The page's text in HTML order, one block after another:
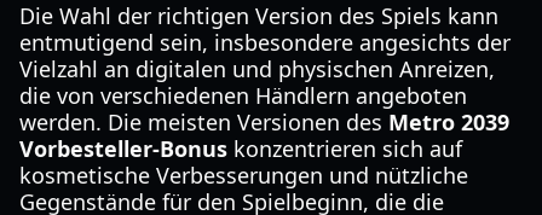
Die Wahl der richtigen Version des Spiels kann
entmutigend sein, insbesondere angesichts der
Vielzahl an digitalen und physischen Anreizen,
die von verschiedenen Händlern angeboten
werden. Die meisten Versionen des Metro 2039
Vorbesteller-Bonus konzentrieren sich auf
kosmetische Verbesserungen und nützliche
Gegenstände für den Spielbeginn, die die